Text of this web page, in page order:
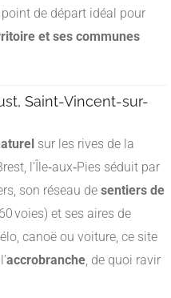
point de départ idéal pour
et ses communes
Saint-Vincent-sur-
sur les rives de la
l’Île‑aux‑Pies séduit par
son réseau de sentiers de
voies) et ses aires de
canoë ou voiture, ce site
accrobranche , de quoi ravir